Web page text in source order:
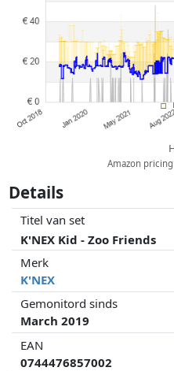
partners hebben hier geen enkele
kunnen historische prestaties de
Amazon
Details
Titel van set
K'NEX Kid - Zoo Friends
Merk
K'NEX
Gemonitord sinds
March 2019
EAN
0744476857002